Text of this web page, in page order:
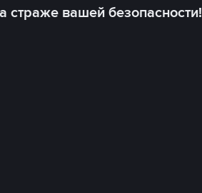
страже вашей безопасности!